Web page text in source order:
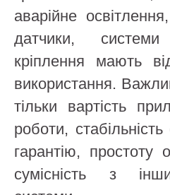
аварійне
датчики,
кріплення мають
використання.
тільки вартість
роботи,
гарантію, простоту
сумісність з